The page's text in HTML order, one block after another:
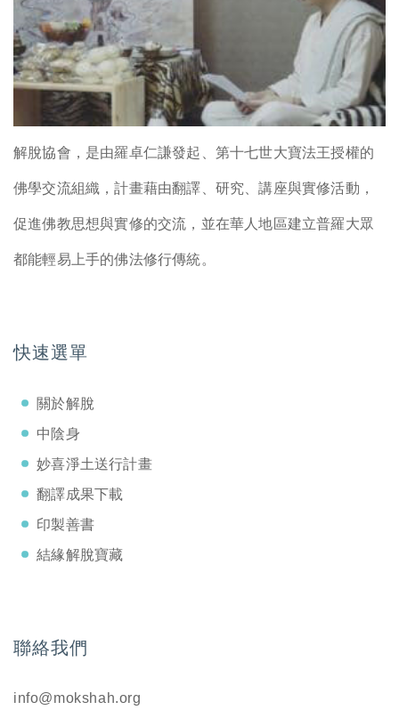
解脫協會，是由羅卓仁謙發起、第十七世大寶法王授權的
佛學交流組織，計畫藉由翻譯、研究、講座與實修活動，
促進佛教思想與實修的交流，並在華人地區建立普羅大眾
都能輕易上手的佛法修行傳統。
快速選單
關於解脫
中陰身
妙喜淨土送行計畫
翻譯成果下載
印製善書
結緣解脫寶藏
聯絡我們
info@mokshah.org